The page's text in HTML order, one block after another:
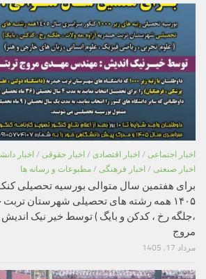
اخبار اجتماعی / اخبار اقتصادی / اخبار حقوقی / اخبار
اخبار صنعتی / اخبار فرهنگی / مطبوعات و رسانه ها
برای هفتمین سال متوالی بورسیه تحصیلی
۱۴۰۵ همه رشته های تحصیلی شهرستان تربت
،جلگه رخ ، کدکن و بایگ ) توسط خیر نیک
مروج
مرداد 17, 1405